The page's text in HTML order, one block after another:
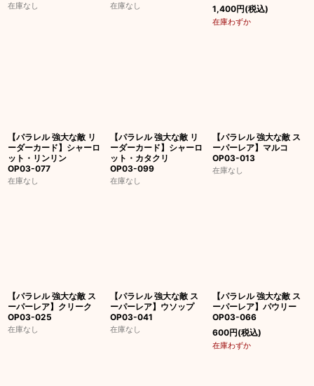
在庫なし 在庫なし
1,400円(税込)
在庫わずか
【パラレル 強大な敵 リ
ーダーカード】シャーロ
ット・リンリン
OP03-077
在庫なし
【パラレル 強大な敵 リ
ーダーカード】シャーロ
ット・カタクリ
OP03-099
在庫なし
【パラレル 強大な敵 ス
ーパーレア】マルコ
OP03-013
在庫なし
【パラレル 強大な敵 ス
ーパーレア】クリーク
OP03-025
在庫なし
【パラレル 強大な敵 ス
ーパーレア】ウソップ
OP03-041
在庫なし
【パラレル 強大な敵 ス
ーパーレア】パウリー
OP03-066
600円(税込)
在庫わずか